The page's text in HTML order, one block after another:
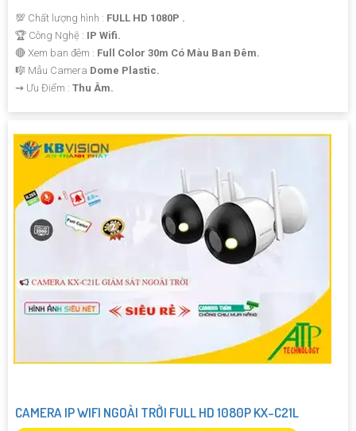
💯 Chất lượng hình : FULL HD 1080P .
🏆 Công Nghệ : IP Wifi.
🔴 Xem ban đêm : Full Color 30m Có Màu Ban Ðêm.
🎼️ Mẫu Camera Dome Plastic.
️⇝ Ưu Điểm : Thu Âm.
CAMERA IP WIFI NGOÀI TRỜI FULL HD 1080P KX-C21L